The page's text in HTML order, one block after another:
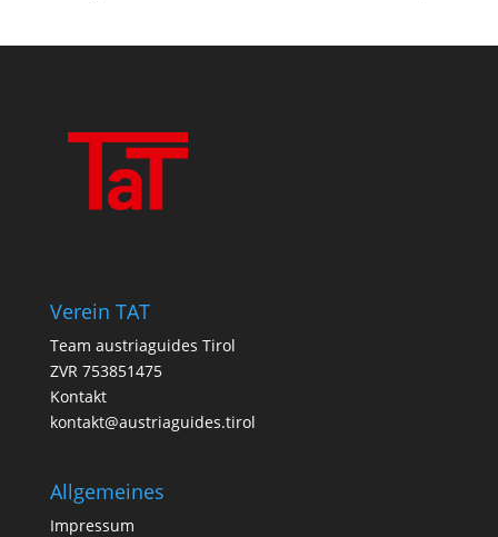
Verein TAT
Team austriaguides Tirol
ZVR 753851475
Kontakt
kontakt@austriaguides.tirol
Allgemeines
Impressum